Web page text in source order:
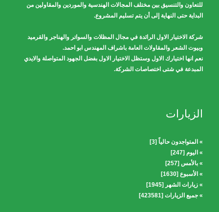
للتعاون والتنسيق بين مختلف المجالات الهندسية والموردين والمقاولين من
البداية حتى النهاية إلى أن يتم تسليم المشروع.
شركة الاختيار الاول الرائدة في مجال المظلات والسواتر والهناجر والقرميد
وبيوت الشعر والمقاولات العامة باشراف المهندس ابو احمد.
نعم انها اختيارك الاول وستظل الاختيار الاول بفضل الجهود المتواصلة والايدي
المبدعة في شتى اختصاصات الشركة.
الزيارات
» المتواجدون حالياً [3]
» اليوم [247]
» بالأمس [257]
» الأسبوع [1630]
» زيارات الشهر [1945]
» جميع الزيارات [423581]